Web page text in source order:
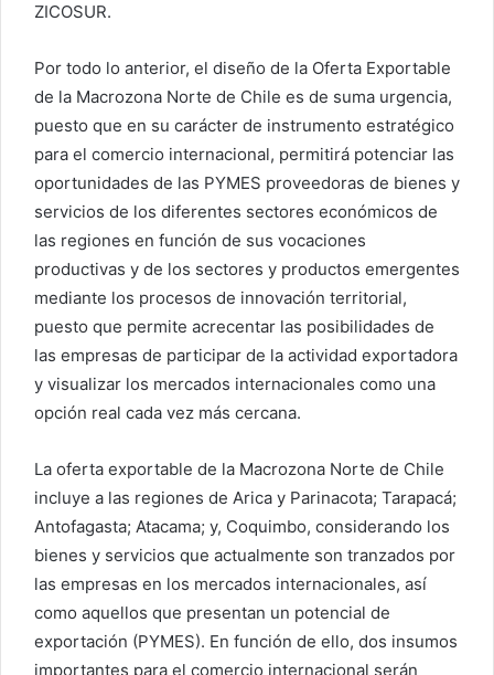
ZICOSUR.
Por todo lo anterior, el diseño de la Oferta Exportable
de la Macrozona Norte de Chile es de suma urgencia,
puesto que en su carácter de instrumento estratégico
para el comercio internacional, permitirá potenciar las
oportunidades de las PYMES proveedoras de bienes y
servicios de los diferentes sectores económicos de
las regiones en función de sus vocaciones
productivas y de los sectores y productos emergentes
mediante los procesos de innovación territorial,
puesto que permite acrecentar las posibilidades de
las empresas de participar de la actividad exportadora
y visualizar los mercados internacionales como una
opción real cada vez más cercana.
La oferta exportable de la Macrozona Norte de Chile
incluye a las regiones de Arica y Parinacota; Tarapacá;
Antofagasta; Atacama; y, Coquimbo, considerando los
bienes y servicios que actualmente son tranzados por
las empresas en los mercados internacionales, así
como aquellos que presentan un potencial de
exportación (PYMES). En función de ello, dos insumos
importantes para el comercio internacional serán